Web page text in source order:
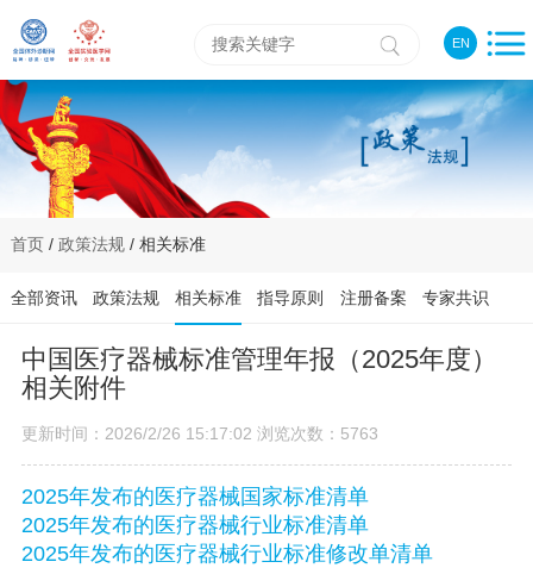
EN
首页/ 政策法规/ 相关标准
全部资讯 政策法规 相关标准 指导原则 注册备案 专家共识
中国医疗器械标准管理年报（2025年度）
相关附件
更新时间：2026/2/26 15:17:02 浏览次数：5763
2025年发布的医疗器械国家标准清单
2025年发布的医疗器械行业标准清单
2025年发布的医疗器械行业标准修改单清单